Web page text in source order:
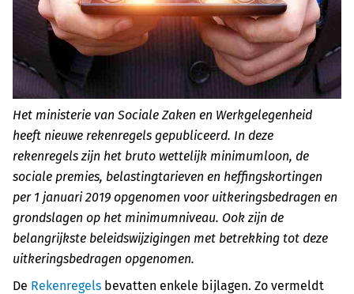
Het ministerie van Sociale Zaken en Werkgelegenheid
heeft nieuwe rekenregels gepubliceerd. In deze
rekenregels zijn het bruto wettelijk minimumloon, de
sociale premies, belastingtarieven en heffingskortingen
per 1 januari 2019 opgenomen voor uitkeringsbedragen en
grondslagen op het minimumniveau. Ook zijn de
belangrijkste beleidswijzigingen met betrekking tot deze
uitkeringsbedragen opgenomen.
De Rekenregels bevatten enkele bijlagen. Zo vermeldt